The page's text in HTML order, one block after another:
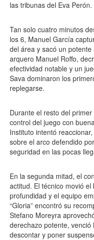
las tribunas del Eva Perón.
Tan solo cuatro minutos
los 6, Manuel García
del área y sacó un
arquero Manuel Roffo,
efectividad notable y un
Sava dominaron los
replegarse.
Durante el resto del
control del juego con
Instituto intentó
sobre el arco defendido
seguridad en las pocas
En la segunda mitad, el
actitud. El técnico movió
profundidad y el equipo
“Gloria” encontró su
Stefano Moreyra
derechazo potente,
descontar y poner